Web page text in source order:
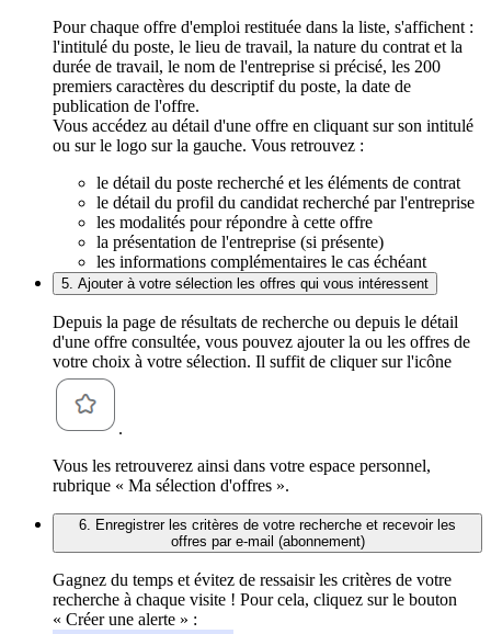
Pour chaque offre d'emploi restituée dans la liste, s'affichent :
l'intitulé du poste, le lieu de travail, la nature du contrat et la
durée de travail, le nom de l'entreprise si précisé, les 200
premiers caractères du descriptif du poste, la date de
publication de l'offre.
Vous accédez au détail d'une offre en cliquant sur son intitulé
ou sur le logo sur la gauche. Vous retrouvez :
le détail du poste recherché et les éléments de contrat
le détail du profil du candidat recherché par l'entreprise
les modalités pour répondre à cette offre
la présentation de l'entreprise (si présente)
les informations complémentaires le cas échéant
5. Ajouter à votre sélection les offres qui vous intéressent
Depuis la page de résultats de recherche ou depuis le détail
d'une offre consultée, vous pouvez ajouter la ou les offres de
votre choix à votre sélection. Il suffit de cliquer sur l'icône
.
Vous les retrouverez ainsi dans votre espace personnel,
rubrique « Ma sélection d'offres ».
6. Enregistrer les critères de votre recherche et recevoir les
offres par e-mail (abonnement)
Gagnez du temps et évitez de ressaisir les critères de votre
recherche à chaque visite ! Pour cela, cliquez sur le bouton
« Créer une alerte » :